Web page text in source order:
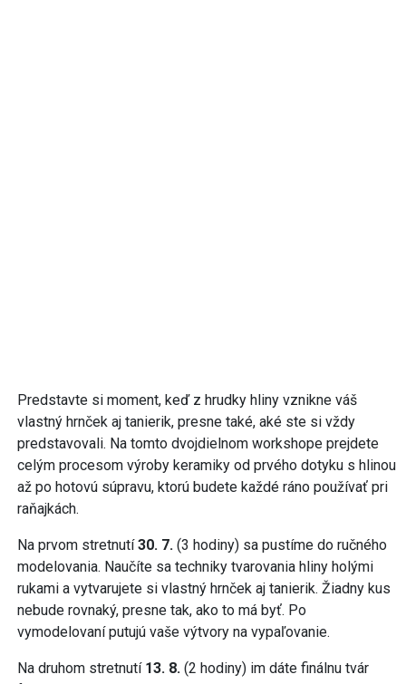
Predstavte si moment, keď z hrudky hliny vznikne váš
vlastný hrnček aj tanierik, presne také, aké ste si vždy
predstavovali. Na tomto dvojdielnom workshope prejdete
celým procesom výroby keramiky od prvého dotyku s hlinou
až po hotovú súpravu, ktorú budete každé ráno používať pri
raňajkách.
Na prvom stretnutí30. 7. (3 hodiny) sa pustíme do ručného
modelovania. Naučíte sa techniky tvarovania hliny holými
rukami a vytvarujete si vlastný hrnček aj tanierik. Žiadny kus
nebude rovnaký, presne tak, ako to má byť. Po
vymodelovaní putujú vaše výtvory na vypaľovanie.
Na druhom stretnutí 13. 8. (2 hodiny) im dáte finálnu tvár